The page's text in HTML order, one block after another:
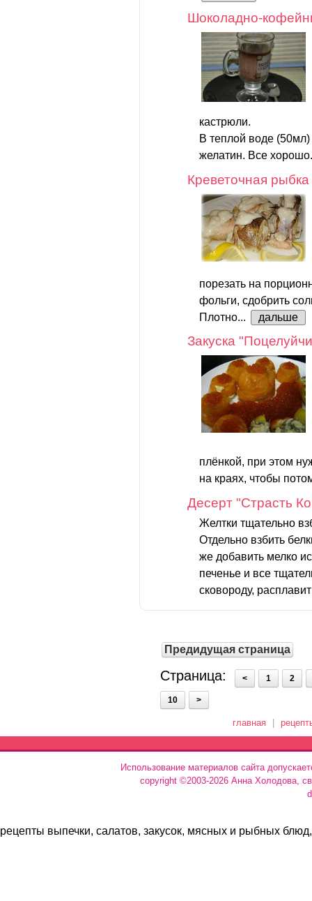
Шоколадно-
кастрюли.
В теплой воде
желатин. Все
Креветочная
порезать на
фольги, сдобрить
Плотно...
дальше
Закуска
плёнкой, при этом
на краях, чтобы
Десерт "Страсть
Желтки тщательно
Отдельно взбить
же добавить мелко
печенье и все
сковороду,
Предидущая страница
Страница: < 1 2
10 >
главная
Использование материалов сайта
copyright ©2003-2026 Анна Холодова,
рецепты выпечки, салатов, закусок, мясных и рыбных